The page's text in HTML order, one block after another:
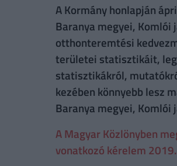
A Kormány honlapján
Baranya megyei,
otthonteremtési
területei statisztikáit,
statisztikákról,
kezében könnyebb lesz
Baranya megyei,
A Magyar Közlönyben
vonatkozó kérelem